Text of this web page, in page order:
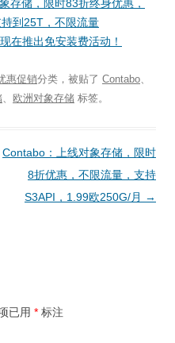
存储，限时83折终身优惠，
到25T，不限流量
在推出免安装费活动！
惠促销分类，被贴了 Contabo
欧洲对象存储 标签。
Contabo：上线对象存储，限时
8折优惠，不限流量，支持
S3API，1.99欧250G/月 →
已用 * 标注